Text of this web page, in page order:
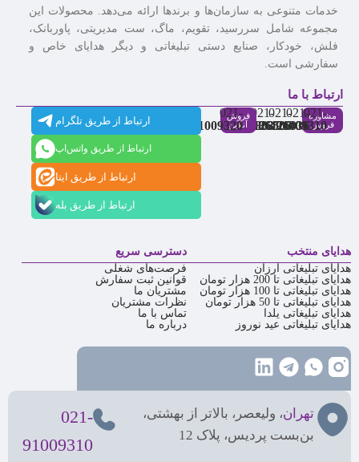
خدمات متنوعی به سازمان‌ها و برندها ارائه می‌دهد. محصولات این
مجموعه شامل سررسید، تقویم، ماگ، ست مدیریتی، پاوربانک،
فلش، خودکار، صنایع دستی تبلیغاتی و دیگر هدایای خاص و
سفارشی است.
ارتباط با ما
مشاوره
فروش
021-
91009310
021-
86126036
021-
86126506
021-
88537803
فروش
آنلاین
021-
91009320
ارتباط از طریق تلگرام
ارتباط از طریق واتس‌اپ
ارتباط از طریق ایتا
ارتباط از طریق بله
هدایای منتخب
هدایای تبلیغاتی ارزان
هدایای تبلیغاتی تا 200 هزار تومان
هدایای تبلیغاتی تا 100 هزار تومان
هدایای تبلیغاتی تا 50 هزار تومان
هدایای تبلیغاتی یلدا
هدایای تبلیغاتی عید نوروز
دسترسی سریع
فرصت‌های شغلی
قوانین ثبت سفارش
مشتریان ما
نظرات مشتریان
تماس با ما
درباره ما
تهران، ولیعصر، بالاتر از بهشتی،
بن‌بست پردیس، پلاک 12
021-
91009310